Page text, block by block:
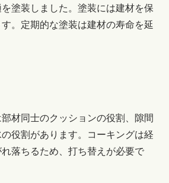
塗装しました。塗装には建材を保
。定期的な塗装は建材の寿命を延
材同士のクッションの役割、隙間
役割があります。コーキングは経
落ちるため、打ち替えが必要で